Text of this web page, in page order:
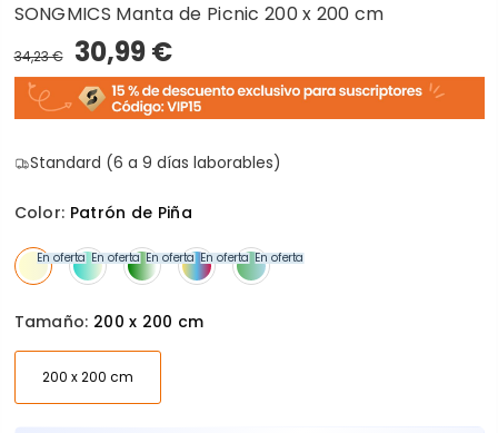
SONGMICS Manta de Picnic 200 x 200 cm
34,23 € 30,99 €
Standard (6 a 9 días laborables)
Color: Patrón de Piña
En oferta En oferta En oferta En oferta En oferta
Tamaño: 200 x 200 cm
200 x 200 cm